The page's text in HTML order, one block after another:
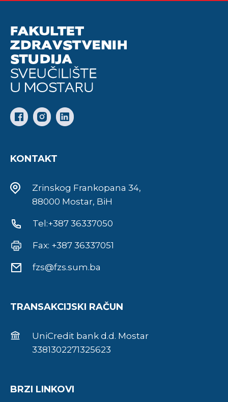
KONTAKT
Zrinskog Frankopana 34,
88000 Mostar, BiH
Tel:+387 36337050
Fax: +387 36337051
fzs@fzs.sum.ba
TRANSAKCIJSKI RAČUN
UniCredit bank d.d. Mostar
3381302271325623
BRZI LINKOVI